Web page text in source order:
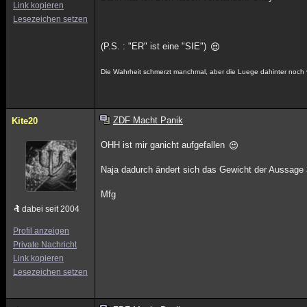
Link kopieren
Lesezeichen setzen
(P.S. : "ER" ist eine "SIE")
Die Wahrheit schmerzt manchmal, aber die Luege dahinter noch
Kite20
dabei seit 2004
Profil anzeigen
Private Nachricht
Link kopieren
Lesezeichen setzen
ZDF Macht Panik
OHH ist mir ganicht aufgefallen
Naja dadurch ändert sich das Gewicht der Aussage
Mfg